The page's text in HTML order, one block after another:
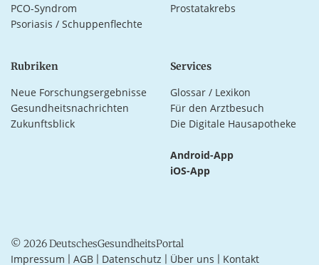
PCO-Syndrom
Prostatakrebs
Psoriasis / Schuppenflechte
Rubriken
Neue Forschungsergebnisse
Gesundheitsnachrichten
Zukunftsblick
Services
Glossar / Lexikon
Für den Arztbesuch
Die Digitale Hausapotheke
Android-App
iOS-App
© 2026 DeutschesGesundheitsPortal
Impressum AGB Datenschutz Über uns Kontakt